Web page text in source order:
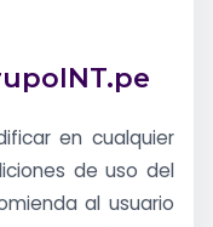
en cualquier
de uso del
al usuario